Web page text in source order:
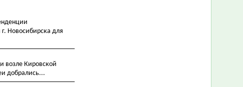
Новосибирска для
возле Кировской
добрались...